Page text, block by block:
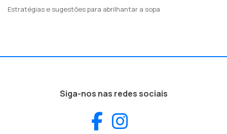
Estratégias e sugestões para abrilhantar a sopa
Siga-nos nas redes sociais
Facebook